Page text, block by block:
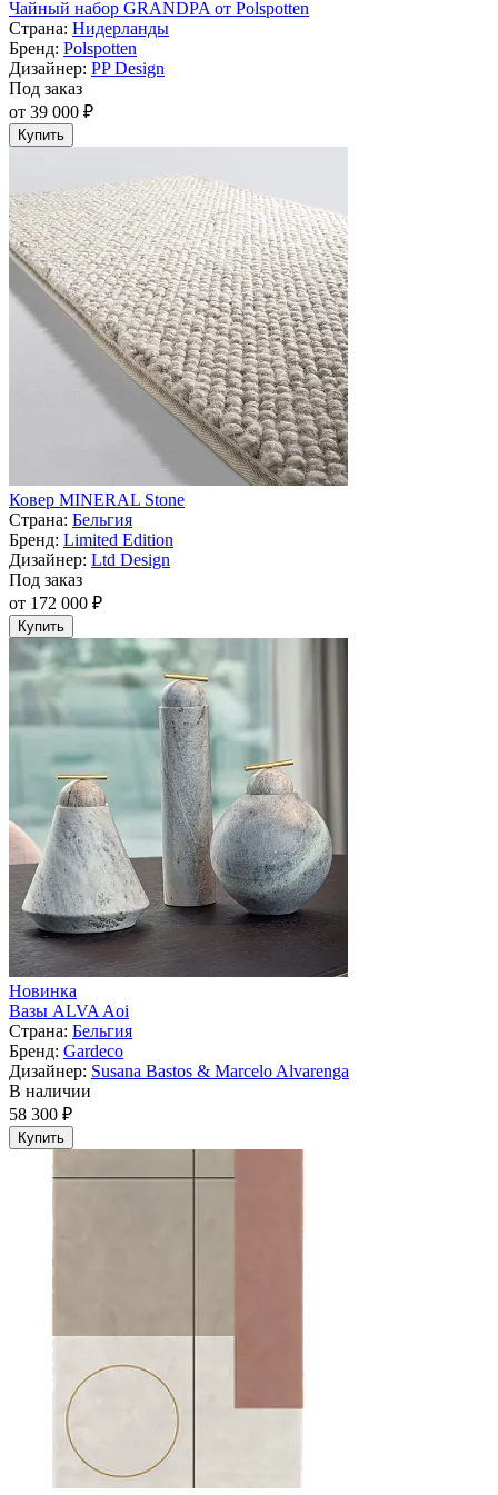
Чайный набор GRANDPA от Polspotten
Страна: Нидерланды
Бренд: Polspotten
Дизайнер: PP Design
Под заказ
от 39 000 ₽
Купить
Ковер MINERAL Stone
Страна: Бельгия
Бренд: Limited Edition
Дизайнер: Ltd Design
Под заказ
от 172 000 ₽
Купить
Новинка
Вазы ALVA Aoi
Страна: Бельгия
Бренд: Gardeco
Дизайнер: Susana Bastos & Marcelo Alvarenga
В наличии
58 300 ₽
Купить